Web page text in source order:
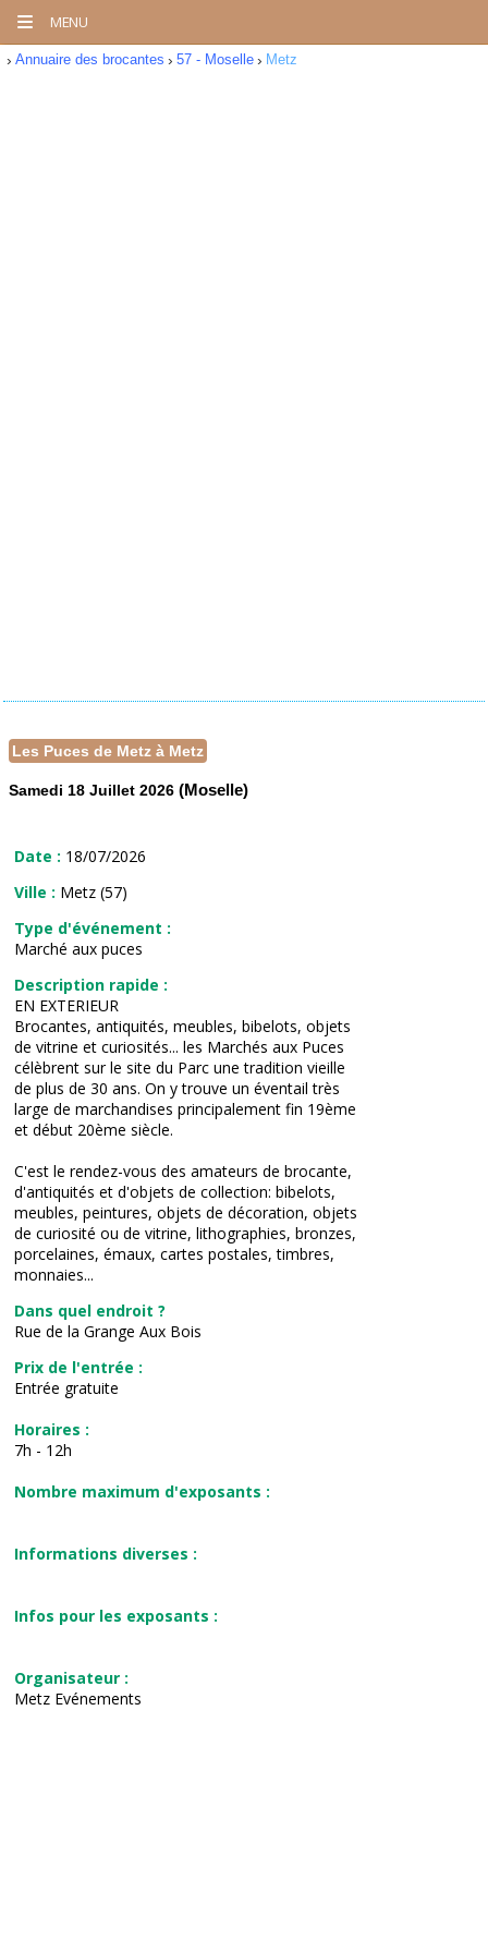
MENU
Annuaire des brocantes 57 - Moselle Metz
Les Puces de Metz à Metz
Samedi 18 Juillet 2026 (Moselle)
Date : 18/07/2026
Ville : Metz (57)
Type d'événement :
Marché aux puces
Description rapide :
EN EXTERIEUR
Brocantes, antiquités, meubles, bibelots, objets
de vitrine et curiosités... les Marchés aux Puces
célèbrent sur le site du Parc une tradition vieille
de plus de 30 ans. On y trouve un éventail très
large de marchandises principalement fin 19ème
et début 20ème siècle.
C'est le rendez-vous des amateurs de brocante,
d'antiquités et d'objets de collection: bibelots,
meubles, peintures, objets de décoration, objets
de curiosité ou de vitrine, lithographies, bronzes,
porcelaines, émaux, cartes postales, timbres,
monnaies...
Dans quel endroit ?
Rue de la Grange Aux Bois
Prix de l'entrée :
Entrée gratuite
Horaires :
7h - 12h
Nombre maximum d'exposants :
Informations diverses :
Infos pour les exposants :
Organisateur :
Metz Evénements